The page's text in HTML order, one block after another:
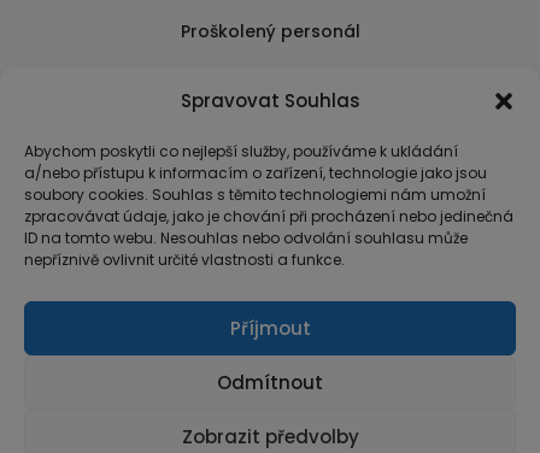
Spravovat Souhlas
Abychom poskytli co nejlepší služby, používáme k ukládání
a/nebo přístupu k informacím o zařízení, technologie jako jsou
soubory cookies. Souhlas s těmito technologiemi nám umožní
zpracovávat údaje, jako je chování při procházení nebo jedinečná
ID na tomto webu. Nesouhlas nebo odvolání souhlasu může
nepříznivě ovlivnit určité vlastnosti a funkce.
Příjmout
Odmítnout
Zobrazit předvolby
Proškolený personál
usnadňující nákup.